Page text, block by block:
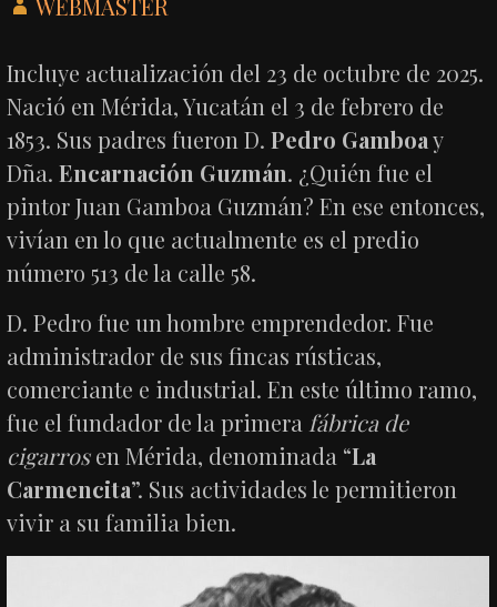
Incluye actualización del 23 de octubre de 2025.
Nació en Mérida, Yucatán el 3 de febrero de
1853. Sus padres fueron D.Pedro Gamboay
Dña.Encarnación Guzmán. ¿Quién fue el
pintor Juan Gamboa Guzmán? En ese entonces,
vivían en lo que actualmente es el predio
número 513 de la calle 58.
D. Pedro fue un hombre emprendedor. Fue
administrador de sus fincas rústicas,
comerciante e industrial. En este último ramo,
fue el fundador de la primera fábrica de
cigarrosen Mérida, denominada “La
Carmencita”. Sus actividades le permitieron
vivir a su familia bien.